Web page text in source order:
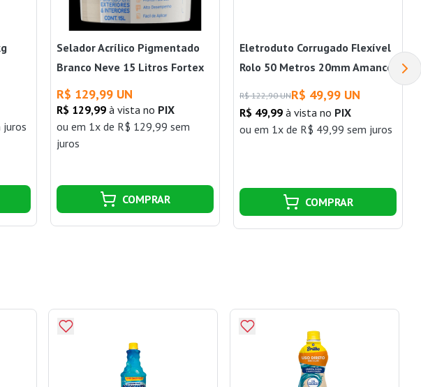
juros
Selador Acrílico Pigmentado
Branco Neve 15 Litros Fortex
R$ 129,99 UN
R$ 129,99 à vista no PIX
ou em 1x de R$ 129,99 sem
juros
COMPRAR
Eletroduto Corrugado Flexível
Rolo 50 Metros 20mm Amanco
R$ 122,90 UNR$ 49,99 UN
R$ 49,99 à vista no PIX
ou em 1x de R$ 49,99 sem juros
COMPRAR